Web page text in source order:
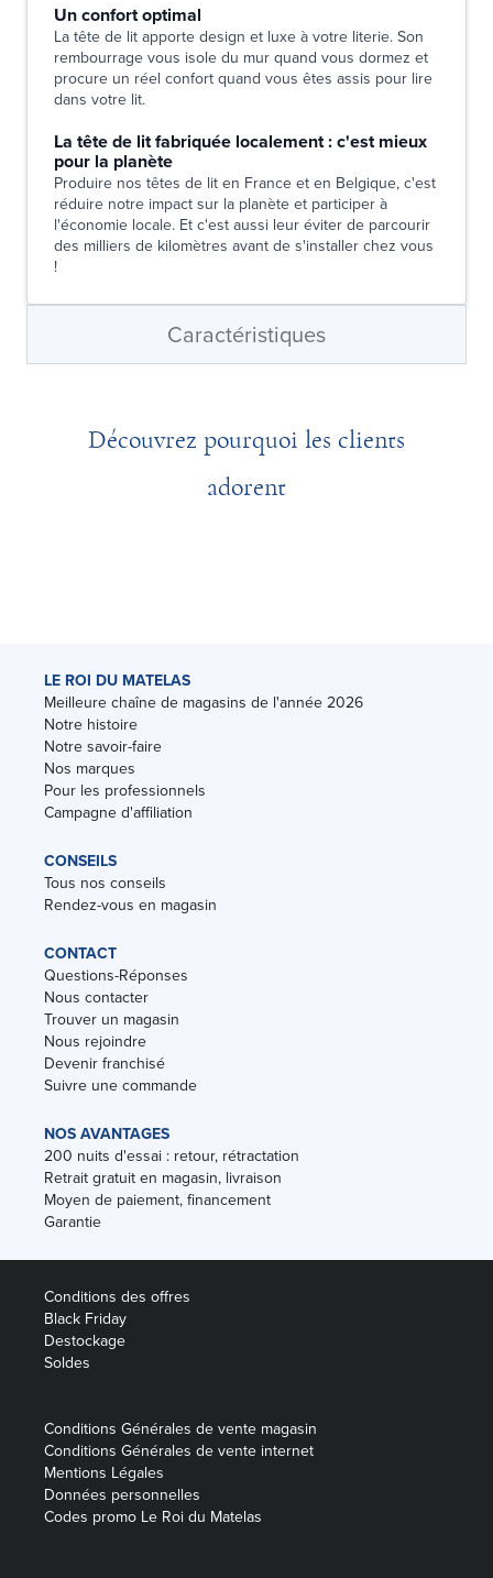
Un confort optimal
La tête de lit apporte design et luxe à votre literie. Son
rembourrage vous isole du mur quand vous dormez et
procure un réel confort quand vous êtes assis pour lire
dans votre lit.
La tête de lit fabriquée localement : c'est mieux
pour la planète
Produire nos têtes de lit en France et en Belgique, c'est
réduire notre impact sur la planète et participer à
l'économie locale. Et c'est aussi leur éviter de parcourir
des milliers de kilomètres avant de s'installer chez vous
!
Caractéristiques
Découvrez pourquoi les clients
adorent
LE ROI DU MATELAS
Meilleure chaîne de magasins de l'année 2026
Notre histoire
Notre savoir-faire
Nos marques
Pour les professionnels
Campagne d'affiliation
CONSEILS
Tous nos conseils
Rendez-vous en magasin
CONTACT
Questions-Réponses
Nous contacter
Trouver un magasin
Nous rejoindre
Devenir franchisé
Suivre une commande
NOS AVANTAGES
200 nuits d'essai : retour, rétractation
Retrait gratuit en magasin, livraison
Moyen de paiement, financement
Garantie
Conditions des offres
Black Friday
Destockage
Soldes
Conditions Générales de vente magasin
Conditions Générales de vente internet
Mentions Légales
Données personnelles
Codes promo Le Roi du Matelas